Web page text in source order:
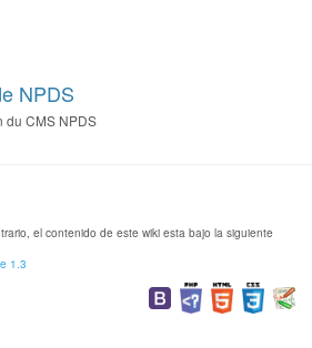
NPDS
du CMS NPDS
el contenido de este wiki esta bajo la siguiente
1.3